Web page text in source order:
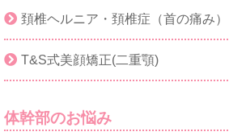
頚椎ヘルニア・頚椎症（首の痛み）
T&S式美顔矯正(二重顎)
体幹部のお悩み